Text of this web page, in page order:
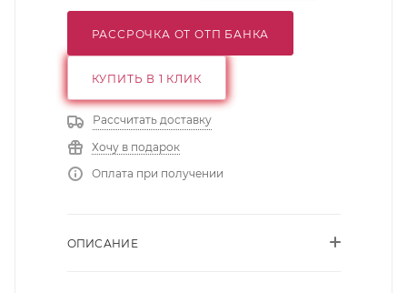
РАССРОЧКА ОТ ОТП БАНКА
КУПИТЬ В 1 КЛИК
Рассчитать доставку
Хочу в подарок
Оплата при получении
ОПИСАНИЕ